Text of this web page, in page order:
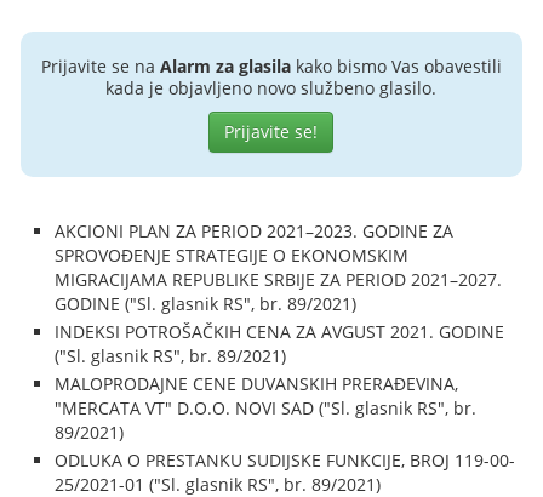
Prijavite se na Alarm za glasilakako bismo Vas obavestili
kada je objavljeno novo službeno glasilo.
Prijavite se!
AKCIONI PLAN ZA PERIOD 2021–2023. GODINE ZA
SPROVOĐENJE STRATEGIJE O EKONOMSKIM
MIGRACIJAMA REPUBLIKE SRBIJE ZA PERIOD 2021–2027.
GODINE ("Sl. glasnik RS", br. 89/2021)
INDEKSI POTROŠAČKIH CENA ZA AVGUST 2021. GODINE
("Sl. glasnik RS", br. 89/2021)
MALOPRODAJNE CENE DUVANSKIH PRERAĐEVINA,
"MERCATA VT" D.O.O. NOVI SAD ("Sl. glasnik RS", br.
89/2021)
ODLUKA O PRESTANKU SUDIJSKE FUNKCIJE, BROJ 119-00-
25/2021-01 ("Sl. glasnik RS", br. 89/2021)